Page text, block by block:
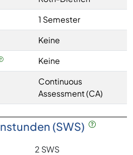
1 Semester
Keine
Keine
Continuous
Assessment (CA)
(SWS)
2 SWS